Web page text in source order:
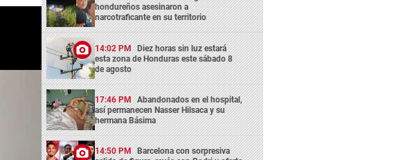
hondureños asesinaron a
narcotraficante en su territorio
14:02 PM Diez horas sin luz estará
esta zona de Honduras este sábado 8
de agosto
17:46 PM Abandonados en el hospital,
así permanecen Nasser Hilsaca y su
hermana Básima
14:50 PM Barcelona con sorpresiva